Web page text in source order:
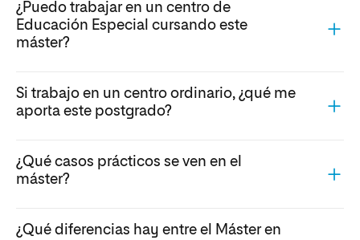
¿Puedo trabajar en un centro de
Educación Especial cursando este
máster?
Si trabajo en un centro ordinario, ¿qué me
aporta este postgrado?
¿Qué casos prácticos se ven en el
máster?
¿Qué diferencias hay entre el Máster en